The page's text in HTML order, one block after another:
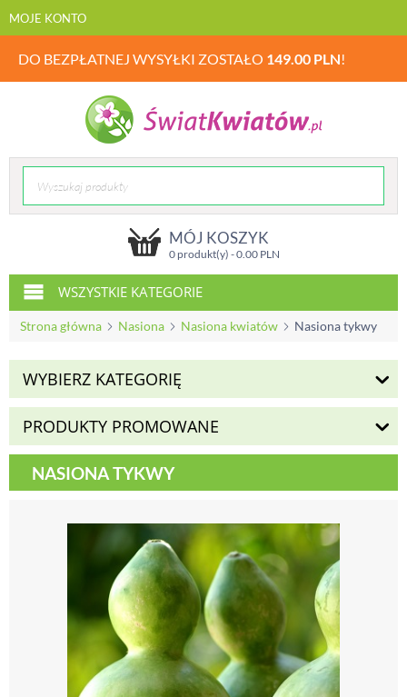
MOJE KONTO
DO BEZPŁATNEJ WYSYŁKI ZOSTAŁO 149.00 PLN!
MÓJ KOSZYK
0 produkt(y) -0.00PLN
WSZYSTKIE KATEGORIE
Strona główna Nasiona Nasiona kwiatów Nasiona tykwy
WYBIERZ KATEGORIĘ
PRODUKTY PROMOWANE
NASIONA TYKWY